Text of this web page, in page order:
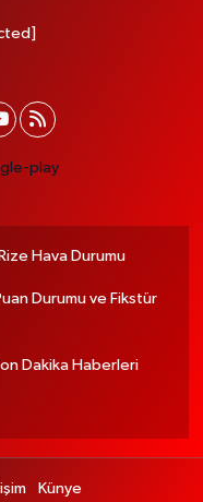
Rize Hava Durumu
Durumu ve Fikstür
Dakika Haberleri
Künye